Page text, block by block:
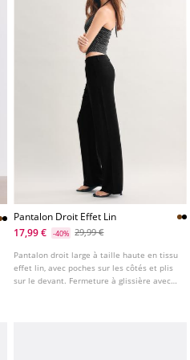
Pantalon Droit Effet Lin
17,99 €
-40% 29,99 €
Pantalon droit large à taille haute en tissu
effet lin, avec poches sur les côtés et plis
sur le devant. Fermeture à glissière avec